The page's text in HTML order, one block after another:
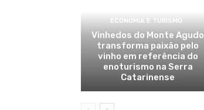
ECONOMIA E TURISMO
Vinhedos do Monte Agudo
transforma paixão pelo
vinho em referência do
enoturismo na Serra
Catarinense